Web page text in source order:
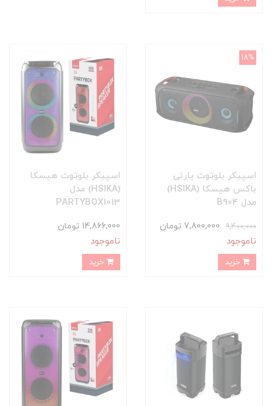
اسپیکر بلوتوث پارتی
باکس هیسکا (HSIKA)
مدل B904
9,400,000 7,800,000 تومان
18%
ناموجود
اسپیکر بلوتوث هیسکا
(HSIKA) مدل
PARTYBOX1013
14,866,000 تومان
ناموجود